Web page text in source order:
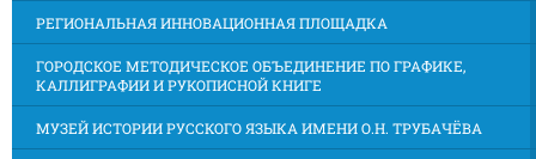
РЕГИОНАЛЬНАЯ ИННОВАЦИОННАЯ ПЛОЩАДКА
ГОРОДСКОЕ МЕТОДИЧЕСКОЕ ОБЪЕДИНЕНИЕ ПО ГРАФИКЕ,
КАЛЛИГРАФИИ И РУКОПИСНОЙ КНИГЕ
МУЗЕЙ ИСТОРИИ РУССКОГО ЯЗЫКА ИМЕНИ О.Н. ТРУБАЧЁВА